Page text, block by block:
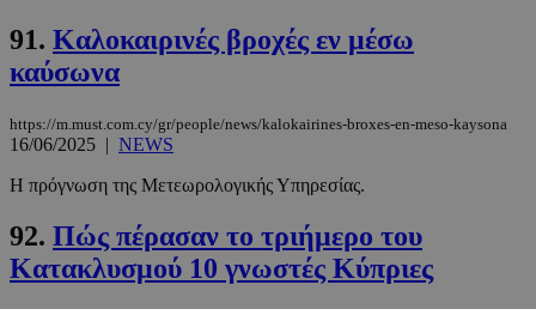
91. Καλοκαιρινές βροχές εν μέσω
καύσωνα
https://m.must.com.cy/gr/people/news/kalokairines-broxes-en-meso-kaysona
16/06/2025 | NEWS
Η πρόγνωση της Μετεωρολογικής Υπηρεσίας.
92. Πώς πέρασαν το τριήμερο του
Κατακλυσμού 10 γνωστές Κύπριες